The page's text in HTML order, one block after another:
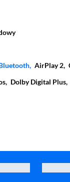
warstwęwarstwę
AirPlay 2,
Dolby Digital Plus,